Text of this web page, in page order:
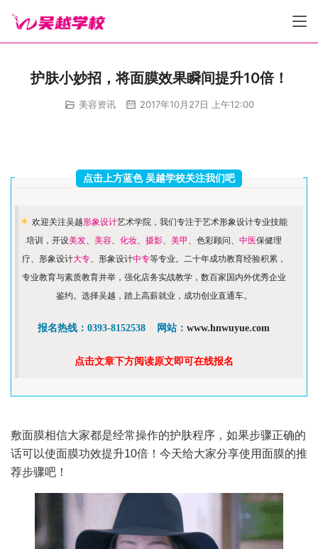
护肤小妙招，将面膜效果瞬间提升10倍！
美容资讯 2017年10月27日 上午12:00
点击上方蓝色 吴越学校关注我们吧
☀ 欢迎关注吴越形象设计艺术学院，我们专注于艺术形象设计专业技能
培训，开设美发、 美容、 化妆、 摄影、 美甲 、色彩顾问、 中医保健理
疗、形象设计大专、形象设计中专等专业。二十年成功教育经验积累，
专业教育与素质教育并举，强化店务实战教学，数百家国内外优秀企业
鉴约。选择吴越，踏上高薪就业，成功创业直通车。
报名热线：0393-8152538    网站： www.hnwuyue.com
点击文章下方阅读原文即可在线报名
敷面膜相信大家都是经常操作的护肤程序，如果步骤正确的
话可以使面膜功效提升10倍！今天给大家分享使用面膜的推
荐步骤吧！